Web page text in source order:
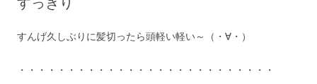
プ
すんげ久しぶりに髪切ったら頭軽い軽い～（・∀・）
・・・・・・・・・・・・・・・・・・・・・・・・・・